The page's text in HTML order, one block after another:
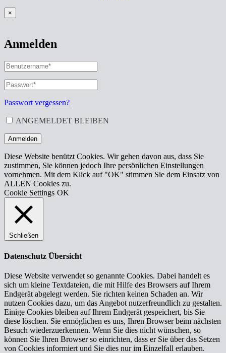
×
Anmelden
BENUTZERNAME
ODER
E-
MAIL-
ADRESSE*
ERFORDERLICH
PASSWORT
ERFORDERLICH
Passwort vergessen?
ANGEMELDET BLEIBEN
Anmelden
Diese Website benützt Cookies. Wir gehen davon aus, dass Sie
zustimmen, Sie können jedoch Ihre persönlichen Einstellungen
vornehmen. Mit dem Klick auf "OK" stimmen Sie dem Einsatz von
ALLEN Cookies zu.
Cookie Settings OK
Schließen
Datenschutz Übersicht
Diese Website verwendet so genannte Cookies. Dabei handelt es
sich um kleine Textdateien, die mit Hilfe des Browsers auf Ihrem
Endgerät abgelegt werden. Sie richten keinen Schaden an. Wir
nutzen Cookies dazu, um das Angebot nutzerfreundlich zu gestalten.
Einige Cookies bleiben auf Ihrem Endgerät gespeichert, bis Sie
diese löschen. Sie ermöglichen es uns, Ihren Browser beim nächsten
Besuch wiederzuerkennen. Wenn Sie dies nicht wünschen, so
können Sie Ihren Browser so einrichten, dass er Sie über das Setzen
von Cookies informiert und Sie dies nur im Einzelfall erlauben.